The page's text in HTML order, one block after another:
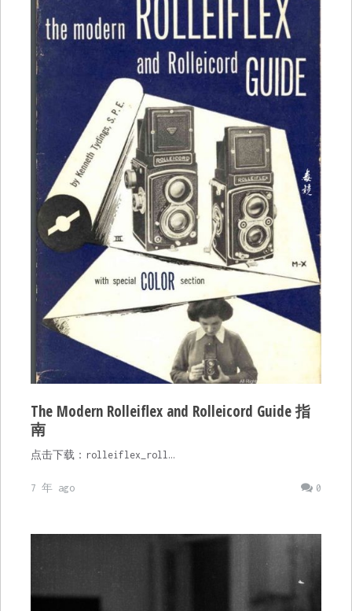
The Modern Rolleiflex and Rolleicord Guide 指
南
点击下载：rolleiflex_roll…
0
7 年 ago